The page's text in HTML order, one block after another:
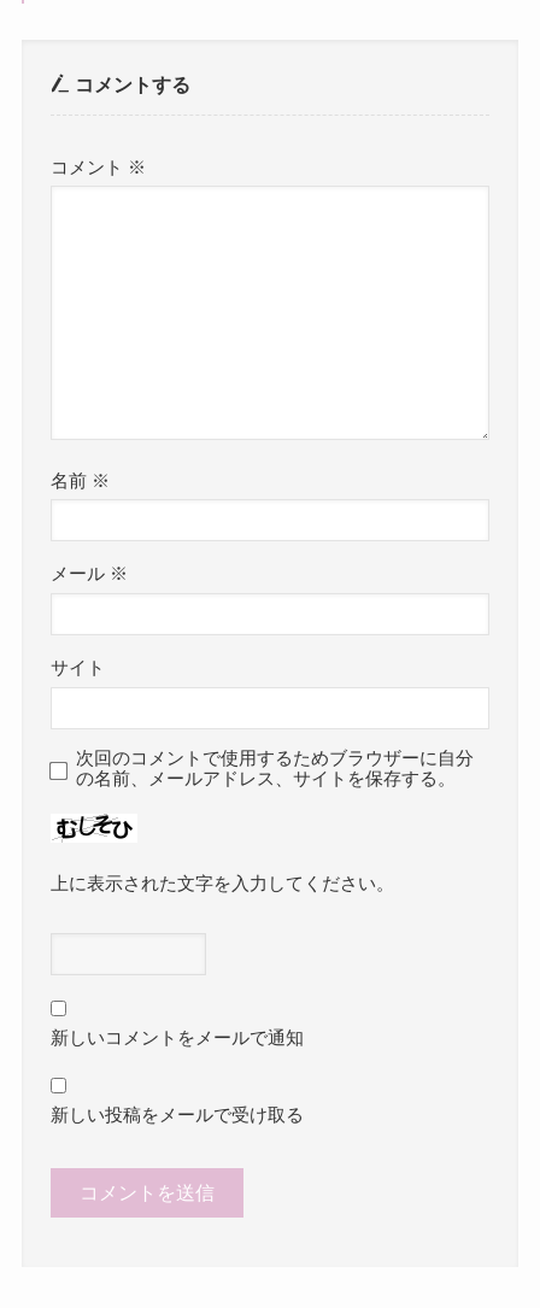
コメントする
コメント ※
名前 ※
メール ※
サイト
次回のコメントで使用するためブラウザーに自分
の名前、メールアドレス、サイトを保存する。
上に表示された文字を入力してください。
新しいコメントをメールで通知
新しい投稿をメールで受け取る